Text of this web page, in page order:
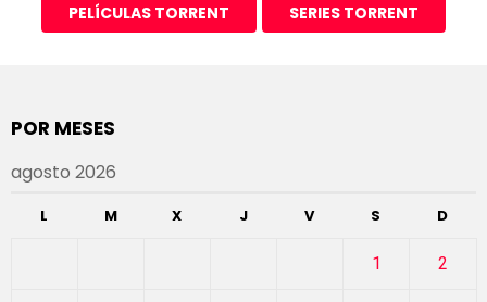
PELÍCULAS TORRENT SERIES TORRENT
POR MESES
agosto 2026
L M X J V S D
1 2